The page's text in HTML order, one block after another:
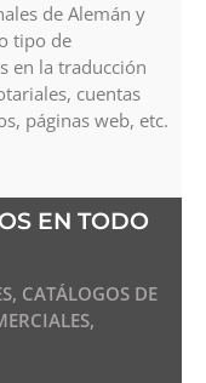
de Alemán y
tipo de
en la traducción
cuentas
páginas web, etc.
EN TODO
CATÁLOGOS DE